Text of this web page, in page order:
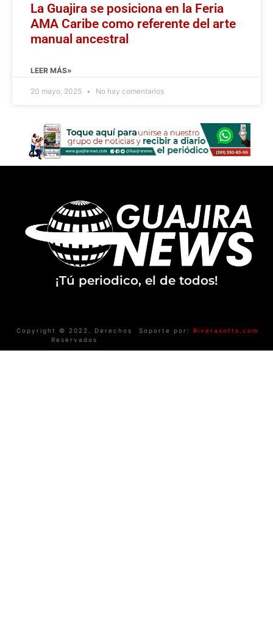
La Guajira se posiciona en la Feria
AMA Caribe como referente del arte
manual ancestral
LEER MÁS»
20 mayo, 2025 No hay comentarios
¡Tú periodico, el de todos!
Copyright © 2022. Derechos
Reservados
Soporte por: Riverasofts.com